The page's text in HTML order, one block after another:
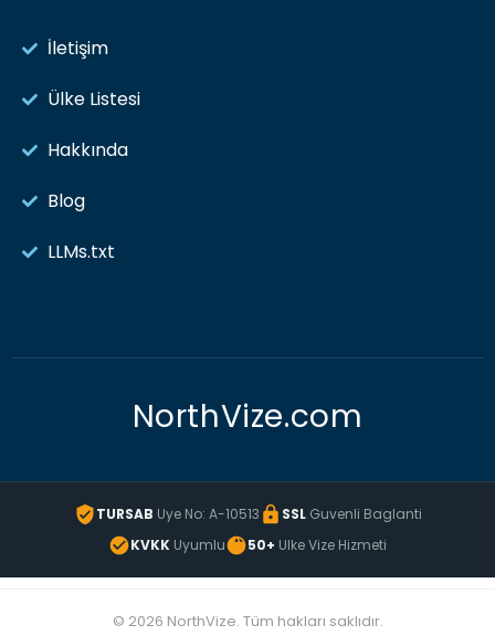
İletişim
Ülke Listesi
Hakkında
Blog
LLMs.txt
NorthVize.com
TURSAB Uye No: A-10513 SSLGuvenli Baglanti
KVKK Uyumlu 50+ Ulke Vize Hizmeti
© 2026 NorthVize. Tüm hakları saklıdır.